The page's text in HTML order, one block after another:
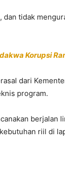
tidak
Korupsi
dari
program.
berjalan
riil di